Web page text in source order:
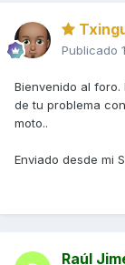
Publicado
Bienvenido al
de tu problema
moto..
Enviado desde mi
Raúl